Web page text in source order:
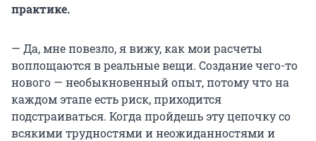
практике.
— Да, мне повезло, я вижу, как мои расчеты
воплощаются в реальные вещи. Создание чего-то
нового — необыкновенный опыт, потому что на
каждом этапе есть риск, приходится
подстраиваться. Когда пройдешь эту цепочку со
всякими трудностями и неожиданностями и